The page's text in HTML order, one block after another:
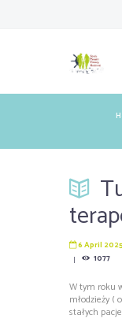
6 April 2025
1077
W tym roku
młodzieży (
stałych